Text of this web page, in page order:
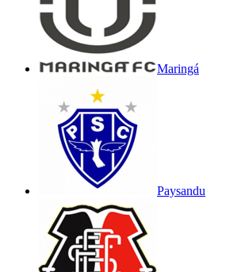
Maringá
Paysandu